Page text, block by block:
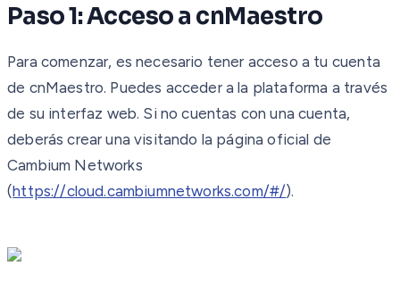
Paso 1: Acceso a cnMaestro
Para comenzar, es necesario tener acceso a tu cuenta
de cnMaestro. Puedes acceder a la plataforma a través
de su interfaz web. Si no cuentas con una cuenta,
deberás crear una visitando la página oficial de
Cambium Networks
(https://cloud.cambiumnetworks.com/#/).